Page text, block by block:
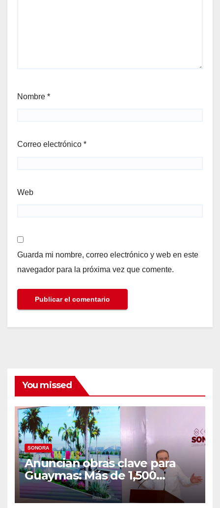
Nombre *
Correo electrónico *
Web
Guarda mi nombre, correo electrónico y web en este
navegador para la próxima vez que comente.
You missed
SONORA
Anuncian obras clave para
Guaymas: Más de 1,500
viviendas, modernización del
malecón y nuevo hospital del